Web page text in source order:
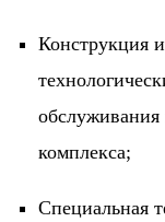
Конструкция
обслуживания
комплекса;
Специальная